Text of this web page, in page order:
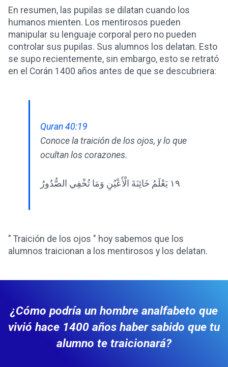
En resumen, las pupilas se dilatan cuando los
humanos mienten. Los mentirosos pueden
manipular su lenguaje corporal pero no pueden
controlar sus pupilas. Sus alumnos los delatan. Esto
se supo recientemente, sin embargo, esto se retrató
en el Corán 1400 años antes de que se descubriera:
Quran 40:19
Conoce la traición de los ojos, y lo que
ocultan los corazones.
١٩ يَعْلَمُ خَائِنَةَ الْأَعْيُنِ وَمَا تُخْفِي الصُّدُورُ
" Traición de los ojos " hoy sabemos que los
alumnos traicionan a los mentirosos y los delatan.
¿Cómo podría un hombre analfabeto que
vivió hace 1400 años haber sabido que tu
alumno te traicionará?